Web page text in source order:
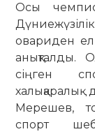
Осы
овариден
анықталды.
сіңген
Мерешев,
спорт